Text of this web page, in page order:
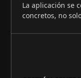
La aplicación se
concretos, no